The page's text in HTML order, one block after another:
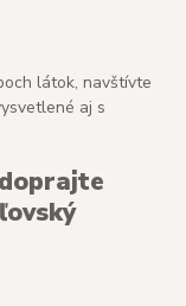
látok, navštívte
aj s